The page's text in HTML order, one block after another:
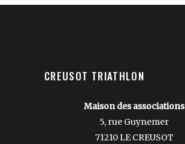
CREUSOT TRIATHLON
Maison des associations
5, rue Guynemer
71210 LE CREUSOT